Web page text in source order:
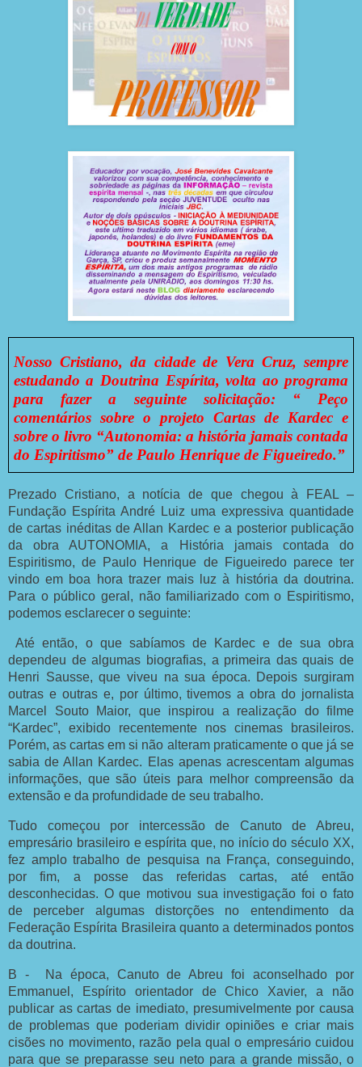
Nosso Cristiano, da cidade de Vera Cruz, sempre
estudando a Doutrina Espírita, volta ao programa
para fazer a seguinte solicitação: “ Peço
comentários sobre o projeto Cartas de Kardec e
sobre o livro “Autonomia: a história jamais contada
do Espiritismo” de Paulo Henrique de Figueiredo.”
Prezado Cristiano, a notícia de que chegou à FEAL –
Fundação Espírita André Luiz uma expressiva quantidade
de cartas inéditas de Allan Kardec e a posterior publicação
da obra AUTONOMIA, a História jamais contada do
Espiritismo, de Paulo Henrique de Figueiredo parece ter
vindo em boa hora trazer mais luz à história da doutrina.
Para o público geral, não familiarizado com o Espiritismo,
podemos esclarecer o seguinte:
Até então, o que sabíamos de Kardec e de sua obra
dependeu de algumas biografias, a primeira das quais de
Henri Sausse, que viveu na sua época. Depois surgiram
outras e outras e, por último, tivemos a obra do jornalista
Marcel Souto Maior, que inspirou a realização do filme
“Kardec”, exibido recentemente nos cinemas brasileiros.
Porém, as cartas em si não alteram praticamente o que já se
sabia de Allan Kardec. Elas apenas acrescentam algumas
informações, que são úteis para melhor compreensão da
extensão e da profundidade de seu trabalho.
Tudo começou por intercessão de Canuto de Abreu,
empresário brasileiro e espírita que, no início do século XX,
fez amplo trabalho de pesquisa na França, conseguindo,
por fim, a posse das referidas cartas, até então
desconhecidas. O que motivou sua investigação foi o fato
de perceber algumas distorções no entendimento da
Federação Espírita Brasileira quanto a determinados pontos
da doutrina.
B - Na época, Canuto de Abreu foi aconselhado por
Emmanuel, Espírito orientador de Chico Xavier, a não
publicar as cartas de imediato, presumivelmente por causa
de problemas que poderiam dividir opiniões e criar mais
cisões no movimento, razão pela qual o empresário cuidou
para que se preparasse seu neto para a grande missão, o